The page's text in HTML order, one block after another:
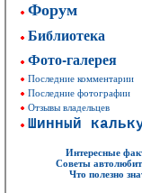
Форум
Библиотека
Фото-галерея
Последние комментарии
Последние фотографии
Отзывы владельцев
Шинный
Интересные
Советы
Что полезно